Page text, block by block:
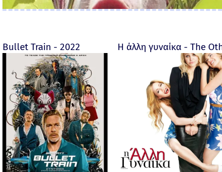
Bullet Train - 2022 Η άλλη γυναίκα - The